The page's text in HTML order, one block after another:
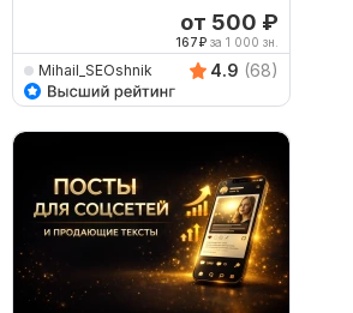
от 500 ₽
167₽ за 1 000 зн.
Mihail_SEOshnik 4.9 (68)